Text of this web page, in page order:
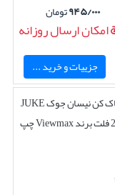
۹۴۵/۰۰۰تومان
امکان ارسال روزانه
جزییات و خرید ...
تیغه برف پاک کن نیسان جوک JUKE
2011-2019 فلت برند Viewmax چپ